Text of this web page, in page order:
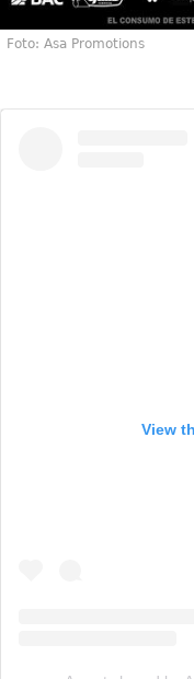
Foto: Asa Promotions
View